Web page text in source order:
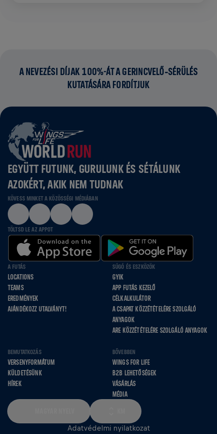
A NEVEZÉSI DÍJAK 100%-ÁT A GERINCVELŐ‑SÉRÜLÉS
KUTATÁSÁRA FORDÍTJUK
EGYÜTT FUTUNK, GURULUNK ÉS SÉTÁLUNK
AZOKÉRT, AKIK NEM TUDNAK
KÖVESS MINKET A KÖZÖSSÉGI MÉDIÁBAN
TÖLTSD LE AZ APPOT
A FUTÁS
LOCATIONS
TEAMS
EREDMÉNYEK
AJÁNDÉKOZZ UTALVÁNYT!
SÚGÓ ÉS ESZKÖZÖK
GYIK
APP FUTÁS KEZELŐ
CÉLKALKULÁTOR
A CSAPAT KÖZZÉTÉTELÉRE SZOLGÁLÓ
ANYAGOK
ARE KÖZZÉTÉTELÉRE SZOLGÁLÓ ANYAGOK
BEMUTATKOZÁS
VERSENYFORMÁTUM
KÜLDETÉSÜNK
HÍREK
BŐVEBBEN
WINGS FOR LIFE
B2B LEHETŐSÉGEK
VÁSÁRLÁS
MÉDIA
Adatvédelmi nyilatkozat